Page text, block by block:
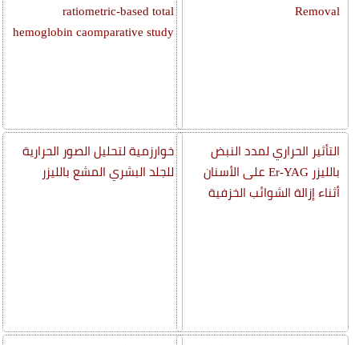
Removal
التأثير الحراري لمدد النبض
بالليزر Er-YAG على الأسنان
أثناء إزالة الشوائب الخزفية
ratiometric-based total
hemoglobin caomparative study
خوارزمية لتحليل الصور الحرارية
للجلد البشري المشع بالليزر